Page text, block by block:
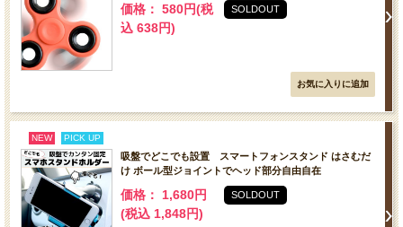
価格： 580円(税
込 638円)
SOLDOUT
NEW PICK UP
吸盤でどこでも設置 スマートフォンスタンド はさむだ
け ボール型ジョイントでヘッド部分自由自在
価格： 1,680円
(税込 1,848円)
SOLDOUT